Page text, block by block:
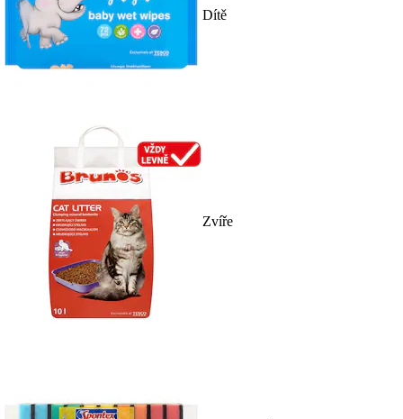
Dítě
Zvíře